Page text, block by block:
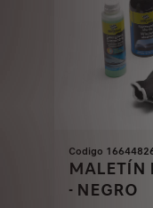
Codigo
MALETÍN
- NEGRO